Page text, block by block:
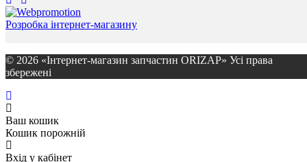
Розробка інтернет-магазину
© 2026 «Інтернет-магазин запчастин ORIZAP» Усі права
збережені
Ваш кошик
Кошик порожній
Вхід у кабінет